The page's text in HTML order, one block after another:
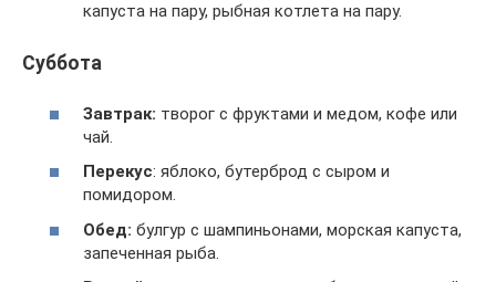
капуста на пару, рыбная котлета на пару.
Суббота
Завтрак: творог с фруктами и медом, кофе или
чай.
Перекус: яблоко, бутерброд с сыром и
помидором.
Обед: булгур с шампиньонами, морская капуста,
запеченная рыба.